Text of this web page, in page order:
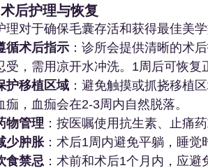
后护理与恢复
理对于确保毛囊存活和获得最佳美学
循术后指示 ：诊所会提供清晰的术
受，需用凉开水冲洗。1周后可恢复
护移植区域 ：避免触摸或抓挠移植
痂，血痂会在2-3周内自然脱落。
物管理 ：按医嘱使用抗生素、止痛药
少肿胀：术后1周内避免平躺，睡觉
食禁忌 ：术前和术后1个月内，应